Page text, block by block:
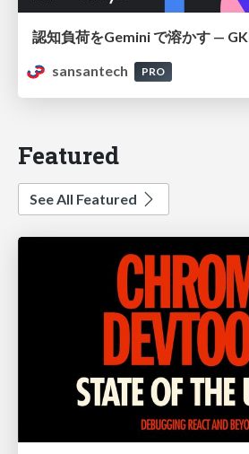
sansantech
PRO
Featured
See All Featured